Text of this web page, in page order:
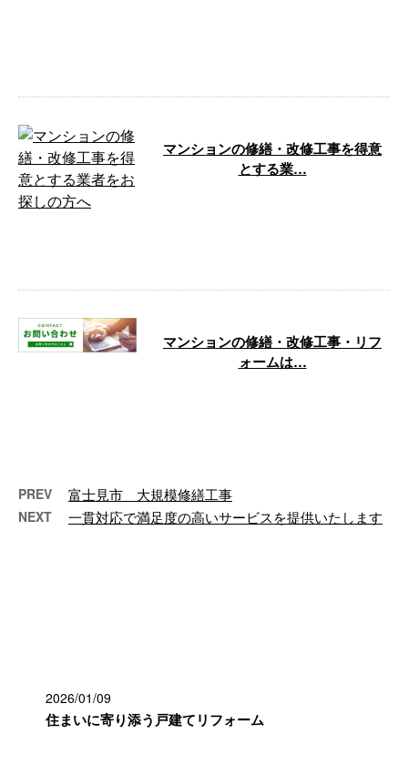
マンションの修繕・改修工事を得意
とする業…
マンションの修繕・改修工事・リフ
ォームは…
PREV 富士見市 大規模修繕工事
NEXT 一貫対応で満足度の高いサービスを提供いたします
2026/01/09
住まいに寄り添う戸建てリフォーム